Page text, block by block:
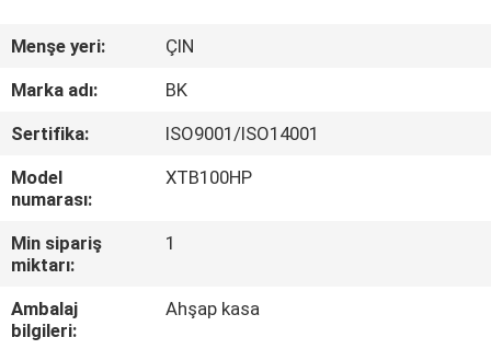
VİDEOLAR
FABRIKA
KALITE
KONTROL
Menşe yeri:
ÇIN
Marka adı:
BK
Sertifika:
ISO9001/ISO14001
Model
numarası:
XTB100HP
Min sipariş
miktarı:
1
Ambalaj
bilgileri:
Ahşap kasa